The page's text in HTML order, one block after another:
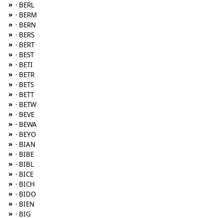
» · BERL
» · BERM
» · BERN
» · BERS
» · BERT
» · BEST
» · BETI
» · BETR
» · BETS
» · BETT
» · BETW
» · BEVE
» · BEWA
» · BEYO
» · BIAN
» · BIBE
» · BIBL
» · BICE
» · BICH
» · BIDO
» · BIEN
» · BIG